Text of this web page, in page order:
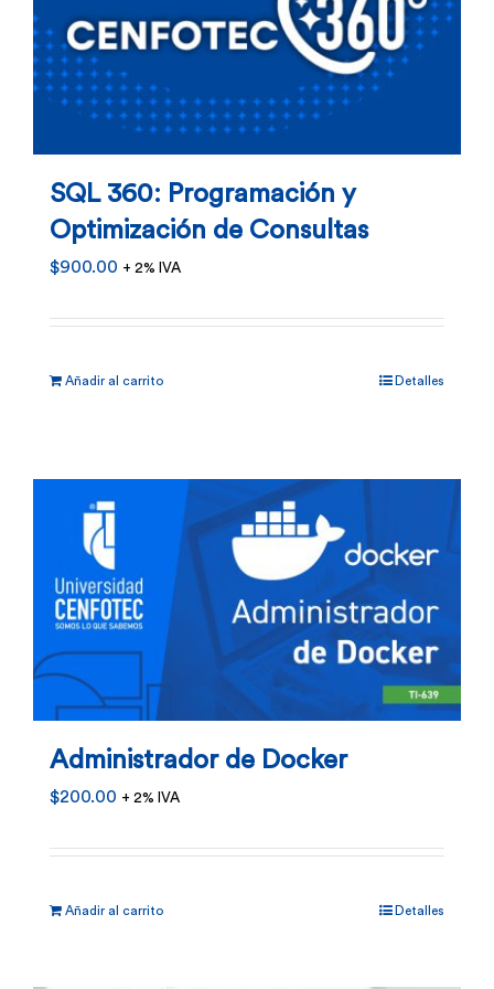
SQL 360: Programación y
Optimización de Consultas
$900.00 + 2% IVA
Añadir al carrito Detalles
Administrador de Docker
$200.00 + 2% IVA
Añadir al carrito Detalles